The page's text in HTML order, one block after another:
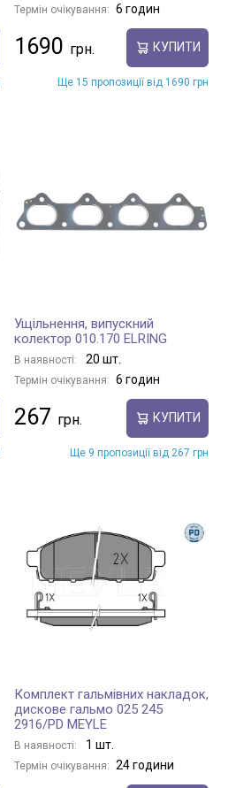
Термін очікування: 6 годин
1690 КУПИТИ
Ще 15 пропозиції від 1690 грн
Ущільнення, випускний
колектор 010.170 ELRING
В наявності: 20 шт.
Термін очікування: 6 годин
267 КУПИТИ
Ще 9 пропозиції від 267 грн
Комплект гальмівних накладок,
дискове гальмо 025 245
2916/PD MEYLE
В наявності: 1 шт.
Термін очікування: 24 години